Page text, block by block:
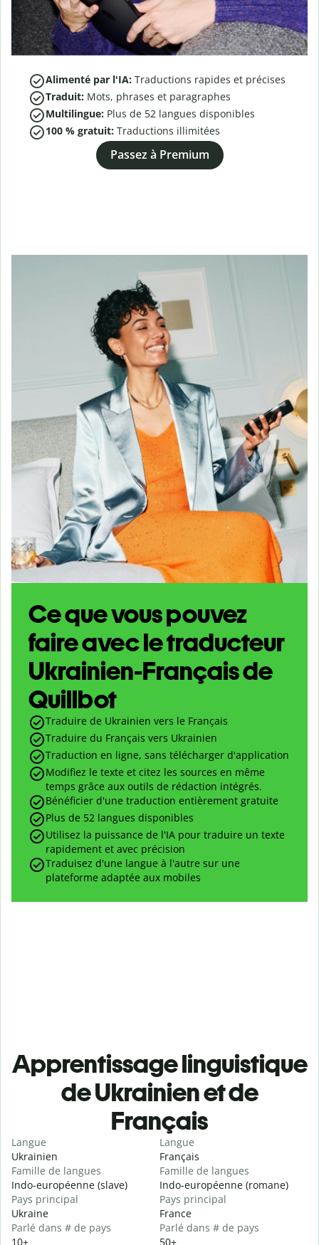
Alimenté par l'IA: Traductions rapides et précises
Traduit: Mots, phrases et paragraphes
Multilingue: Plus de 52 langues disponibles
100 % gratuit: Traductions illimitées
Passez à Premium
Ce que vous pouvez
faire avec le traducteur
Ukrainien-Français de
Quillbot
Traduire de Ukrainien vers le Français
Traduire du Français vers Ukrainien
Traduction en ligne, sans télécharger d'application
Modifiez le texte et citez les sources en même
temps grâce aux outils de rédaction intégrés.
Bénéficier d'une traduction entièrement gratuite
Plus de 52 langues disponibles
Utilisez la puissance de l'IA pour traduire un texte
rapidement et avec précision
Traduisez d'une langue à l'autre sur une
plateforme adaptée aux mobiles
Apprentissage linguistique
de Ukrainien et de
Français
Langue
Ukrainien
Famille de langues
Indo-européenne (slave)
Pays principal
Ukraine
Parlé dans # de pays
10+
Langue
Français
Famille de langues
Indo-européenne (romane)
Pays principal
France
Parlé dans # de pays
50+